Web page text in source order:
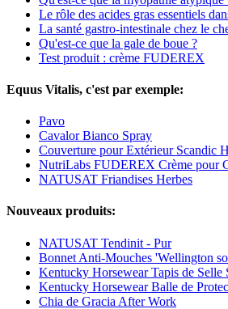
Le rôle des acides gras essentiels
La santé gastro-intestinale chez le
Qu'est-ce que la gale de boue ?
Test produit : crème FUDEREX
Equus Vitalis, c'est par exemple:
Pavo
Cavalor Bianco Spray
Couverture pour Extérieur Scandic
NutriLabs FUDEREX Crème pour
NATUSAT Friandises Herbes
Nouveaux produits:
NATUSAT Tendinit - Pur
Bonnet Anti-Mouches 'Wellington
Kentucky Horsewear Tapis de
Kentucky Horsewear Balle de
Chia de Gracia After Work